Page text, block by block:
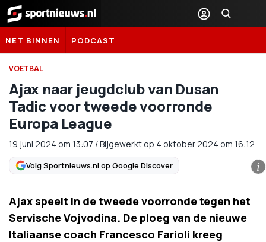
Sportnieuws.nl
NET BINNEN PODCAST
VOETBAL
Ajax naar jeugdclub van Dusan
Tadic voor tweede voorronde
Europa League
19 juni 2024 om 13:07 /Bijgewerkt op 4 oktober 2024 om 16:12
Volg Sportnieuws.nl op Google Discover i
Ajax speelt in de tweede voorronde tegen het
Servische Vojvodina. De ploeg van de nieuwe
Italiaanse coach Francesco Farioli kreeg